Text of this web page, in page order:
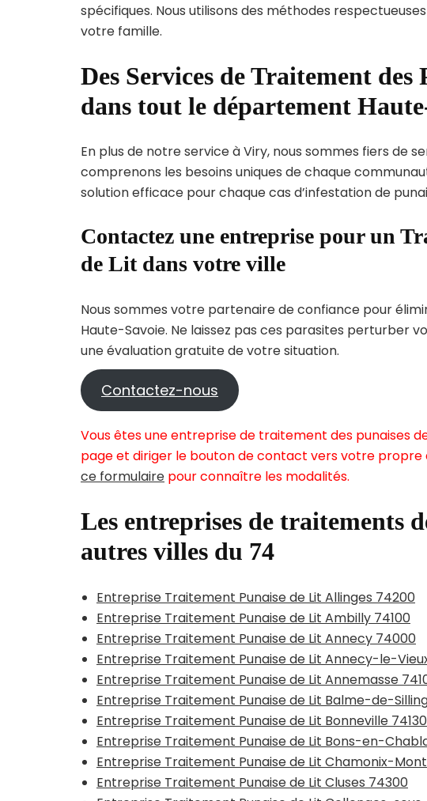
spécifiques. Nous utilisons des méthodes
votre famille.
Des Services de Traitement
dans tout le département
En plus de notre service à Viry, nous sommes fiers de
comprenons les besoins uniques de chaque
solution efficace pour chaque cas d’infestation de
Contactez une entreprise pour un
de Lit dans votre ville
Nous sommes votre partenaire de confiance pour
Haute-Savoie. Ne laissez pas ces parasites perturber
une évaluation gratuite de votre situation.
Contactez-nous
Vous êtes une entreprise de traitement des punaises
page et diriger le bouton de contact vers votre propre
ce formulaire pour connaître les modalités.
Les entreprises de traitements
autres villes du 74
Entreprise Traitement Punaise de Lit Allinges 74200
Entreprise Traitement Punaise de Lit Ambilly 74100
Entreprise Traitement Punaise de Lit Annecy 74000
Entreprise Traitement Punaise de Lit Annecy-le-
Entreprise Traitement Punaise de Lit Annemasse
Entreprise Traitement Punaise de Lit Balme-de-
Entreprise Traitement Punaise de Lit Bonneville 74130
Entreprise Traitement Punaise de Lit Bons-en-
Entreprise Traitement Punaise de Lit Chamonix-
Entreprise Traitement Punaise de Lit Cluses 74300